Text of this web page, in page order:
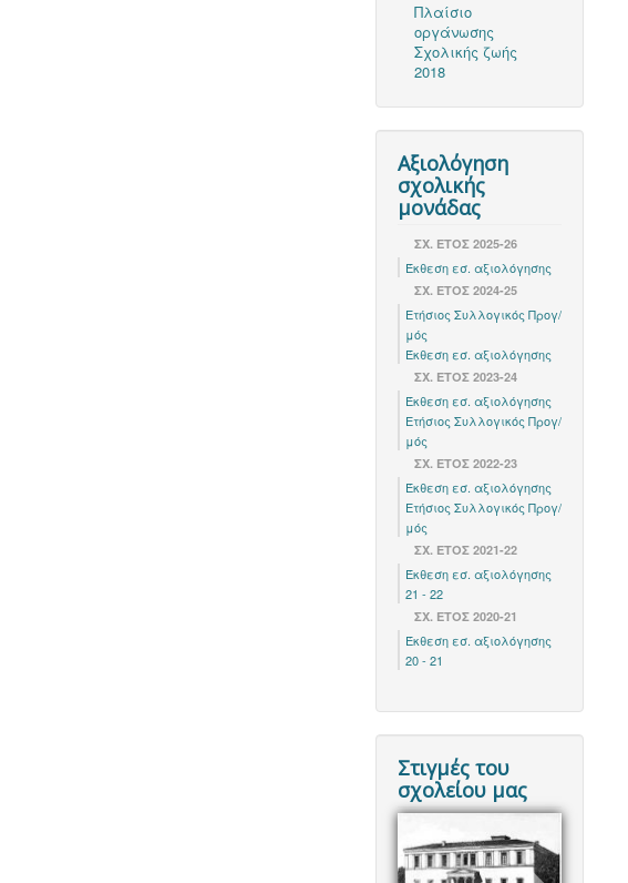
Πλαίσιο
οργάνωσης
Σχολικής ζωής
2018
Αξιολόγηση
σχολικής
μονάδας
ΣΧ. ΕΤΟΣ 2025-26
Έκθεση εσ. αξιολόγησης
ΣΧ. ΕΤΟΣ 2024-25
Ετήσιος Συλλογικός Προγ/
μός
Έκθεση εσ. αξιολόγησης
ΣΧ. ΈΤΟΣ 2023-24
Έκθεση εσ. αξιολόγησης
Ετήσιος Συλλογικός Προγ/
μός
ΣΧ. ΈΤΟΣ 2022-23
Έκθεση εσ. αξιολόγησης
Ετήσιος Συλλογικός Προγ/
μός
ΣΧ. ΕΤΟΣ 2021-22
Έκθεση εσ. αξιολόγησης
21 - 22
ΣΧ. ΕΤΟΣ 2020-21
Έκθεση εσ. αξιολόγησης
20 - 21
Στιγμές του
σχολείου μας